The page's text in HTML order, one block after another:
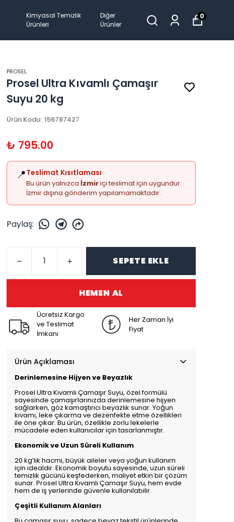
Kimyasal Temizlik
Ürünleri
Diğer
Ürünler
0
PROSEL
Prosel Ultra Kıvamlı Çamaşır
Suyu 20 kg
Ürün Kodu: 156787427
₺ 795.00
📍Teslimat Kısıtlaması
Bu ürün yalnızca İzmiriçi teslimat için uygundur.
İzmir dışına gönderim yapılamamaktadır.
Paylaş:
SEPETE EKLE
HEMEN AL
Ücretsiz Kargo
ve Teslimat
İmkanı
Her Zaman İyi
Fiyat
Ürün Açıklaması
Derinlemesine Hijyen ve Beyazlık
Prosel Ultra Kıvamlı Çamaşır Suyu, özel formülü
sayesinde çamaşırlarınızda derinlemesine hijyen
sağlarken, göz kamaştırıcı beyazlık sunar. Yoğun
kıvamı, leke çıkarma ve dezenfekte etme özellikleri
ile öne çıkar. Bu ürün, özellikle zorlu lekelerle
mücadele eden kullanıcılar için tasarlanmıştır.
Ekonomik ve Uzun Süreli Kullanım
20 kg’lık hacmi, büyük aileler veya yoğun kullanım
için idealdir. Ekonomik boyutu sayesinde, uzun süreli
temizlik gücünü keşfederken, maliyet etkin bir çözüm
sunar. Prosel Ultra Kıvamlı Çamaşır Suyu, hem evde
hem de iş yerlerinde güvenle kullanılabilir.
Çeşitli Kullanım Alanları